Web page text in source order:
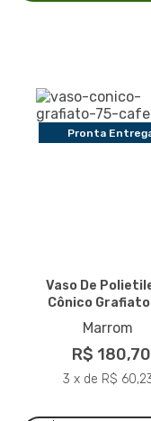
Pronta
Vaso De
Cônico Grafiato
Marrom
R$ 180,70
3 x de R$